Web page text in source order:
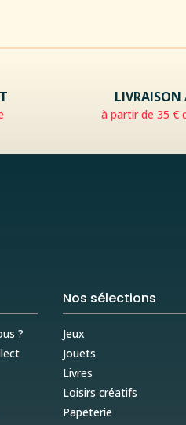
LIVRAISON
à partir de 35 €
?
Nos sélections
Jeux
Jouets
Livres
Loisirs créatifs
Papeterie